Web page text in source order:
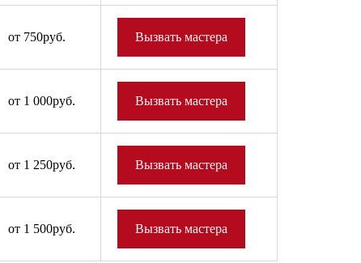
от 750руб. Вызвать мастера
от 1 000руб. Вызвать мастера
от 1 250руб. Вызвать мастера
от 1 500руб. Вызвать мастера